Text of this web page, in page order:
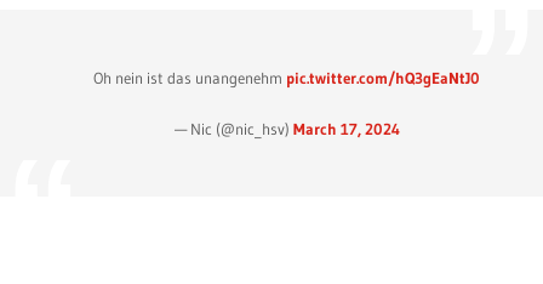
Oh nein ist das unangenehm pic.twitter.com/hQ3gEaNtJ0
— Nic (@nic_hsv) March 17, 2024